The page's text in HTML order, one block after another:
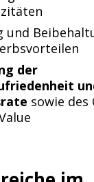
und
der
sowie des